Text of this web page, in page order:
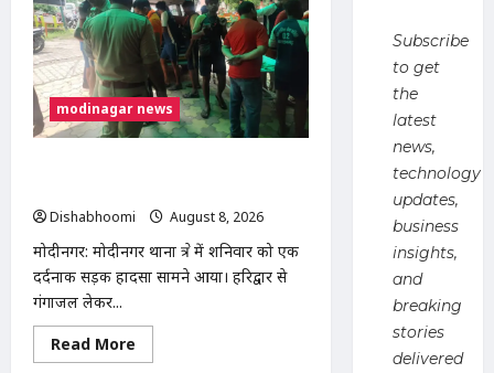
से
कांवड़
लेकर
मोदीनगर
पहुंचीं,
डसना
देवी
मंदिर
में
modinagar news
Dishabhoomi
August 8, 2026
मोदीनगर: मोदीनगर थाना क्षेत्र में शनिवार को एक
दर्दनाक सड़क हादसा सामने आया। हरिद्वार से
गंगाजल लेकर...
Read More
more
Subscribe
to get
the
latest
news,
technology
updates,
business
insights,
and
breaking
stories
delivered